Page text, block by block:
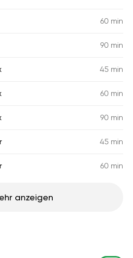
60 min
90 min
45 min
60 min
90 min
45 min
60 min
anzeigen